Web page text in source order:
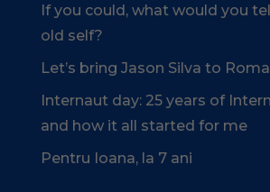
If you could, what would you
old self?
Let’s bring Jason Silva to
Internaut day: 25 years of
and how it all started for me
Pentru Ioana, la 7 ani